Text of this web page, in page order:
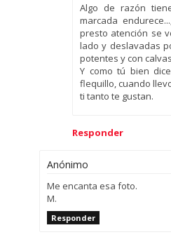
Algo de razón
marcada
presto atención se
lado y deslavadas
potentes y con
Y como tú bien
flequillo, cuando
ti tanto te gustan.
Responder
Anónimo
Me encanta esa foto.
M.
Responder